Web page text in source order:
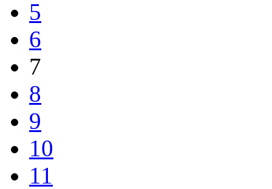
5
6
7
8
9
10
11